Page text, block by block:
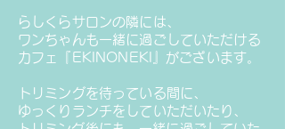
らしくらサロンの隣には、
ワンちゃんも一緒に過ごしていただける
カフェ『EKINONEKI』がございます。
トリミングを待っている間に、
ゆっくりランチをしていただいたり、